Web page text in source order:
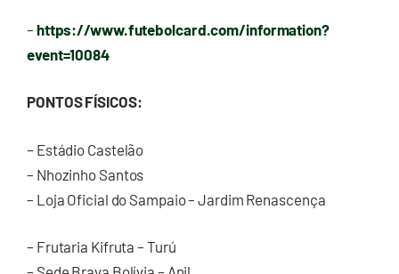
– https://www.futebolcard.com/information?
event=10084
PONTOS FÍSICOS:
– Estádio Castelão
– Nhozinho Santos
– Loja Oficial do Sampaio – Jardim Renascença
– Frutaria Kifruta – Turú